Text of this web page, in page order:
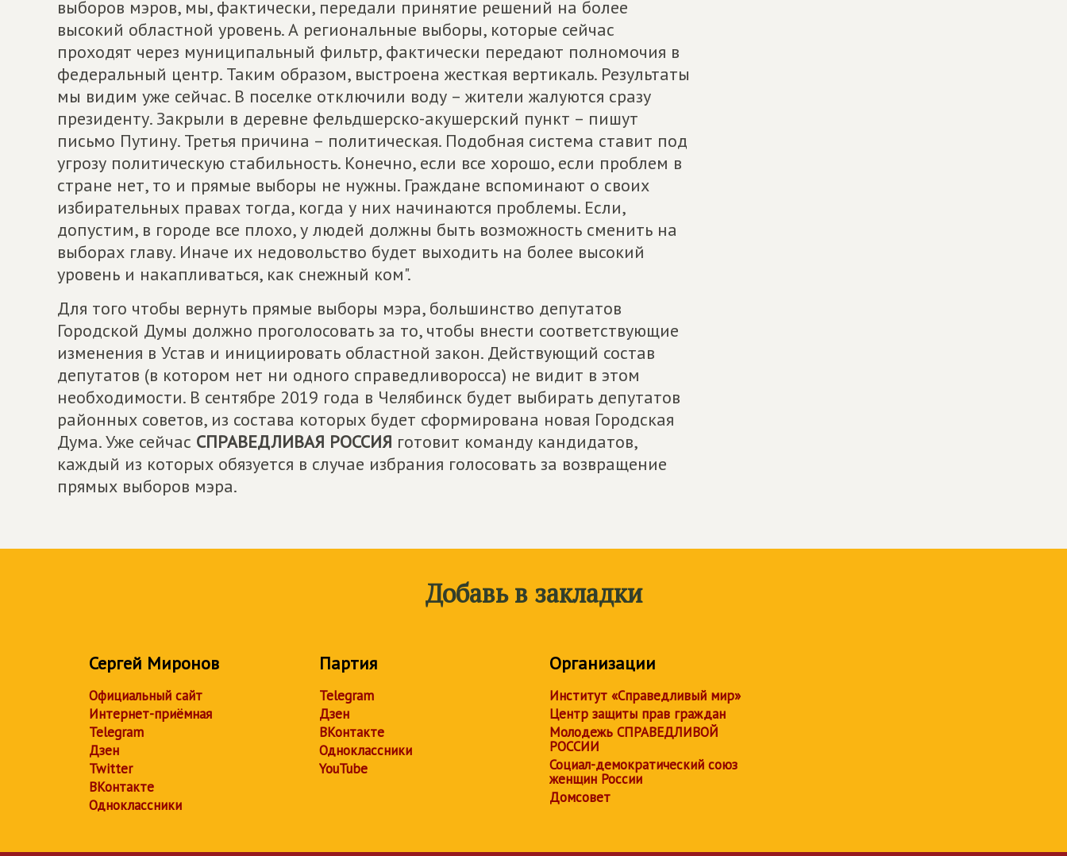
выборов мэров, мы, фактически, передали принятие решений на более
высокий областной уровень. А региональные выборы, которые сейчас
проходят через муниципальный фильтр, фактически передают полномочия в
федеральный центр. Таким образом, выстроена жесткая вертикаль. Результаты
мы видим уже сейчас. В поселке отключили воду – жители жалуются сразу
президенту. Закрыли в деревне фельдшерско-акушерский пункт – пишут
письмо Путину. Третья причина – политическая. Подобная система ставит под
угрозу политическую стабильность. Конечно, если все хорошо, если проблем в
стране нет, то и прямые выборы не нужны. Граждане вспоминают о своих
избирательных правах тогда, когда у них начинаются проблемы. Если,
допустим, в городе все плохо, у людей должны быть возможность сменить на
выборах главу. Иначе их недовольство будет выходить на более высокий
уровень и накапливаться, как снежный ком".
Для того чтобы вернуть прямые выборы мэра, большинство депутатов
Городской Думы должно проголосовать за то, чтобы внести соответствующие
изменения в Устав и инициировать областной закон. Действующий состав
депутатов (в котором нет ни одного справедливоросса) не видит в этом
необходимости. В сентябре 2019 года в Челябинск будет выбирать депутатов
районных советов, из состава которых будет сформирована новая Городская
Дума. Уже сейчас СПРАВЕДЛИВАЯ РОССИЯ готовит команду кандидатов,
каждый из которых обязуется в случае избрания голосовать за возвращение
прямых выборов мэра.
Добавь в закладки
Сергей Миронов
Официальный сайт
Интернет-приёмная
Telegram
Дзен
Twitter
ВКонтакте
Одноклассники
Партия
Telegram
Дзен
ВКонтакте
Одноклассники
YouTube
Организации
Институт «Справедливый мир»
Центр защиты прав граждан
Молодежь СПРАВЕДЛИВОЙ
РОССИИ
Социал-демократический союз
женщин России
Домсовет